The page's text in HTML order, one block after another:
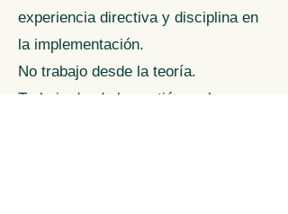
experiencia directiva y disciplina en
la implementación.
No trabajo desde la teoría.
Trabajo desde la gestión real.